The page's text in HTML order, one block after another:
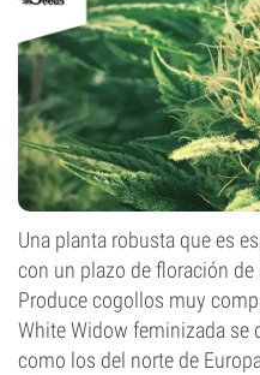
Una planta robusta que es
con un plazo de floración de
Produce cogollos muy
White Widow feminizada se
como los del norte de